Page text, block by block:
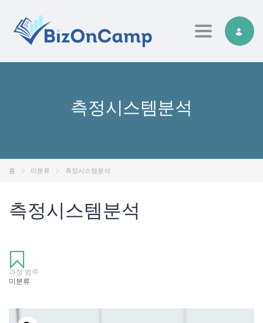
Toggle
측정시스템분석
홈 미분류 측정시스템분석
측정시스템분석
과정 범주
미분류